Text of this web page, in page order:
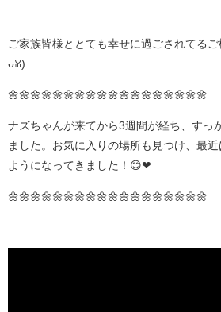
ご家族皆様ととても幸せに過ごされてる
ᴗꈍ)
🌼🌼🌼🌼🌼🌼🌼🌼🌼🌼🌼🌼🌼🌼🌼🌼🌼🌼
ナズちゃんが来てから3週間が経ち、すっ
ました。お気に入りの場所も見つけ、最
ようになってきました！😊❤
🌼🌼🌼🌼🌼🌼🌼🌼🌼🌼🌼🌼🌼🌼🌼🌼🌼🌼